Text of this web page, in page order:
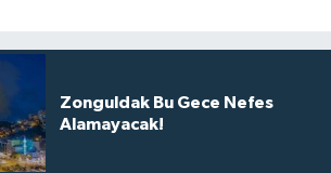
Zonguldak Bu Gece Nefes
Alamayacak!